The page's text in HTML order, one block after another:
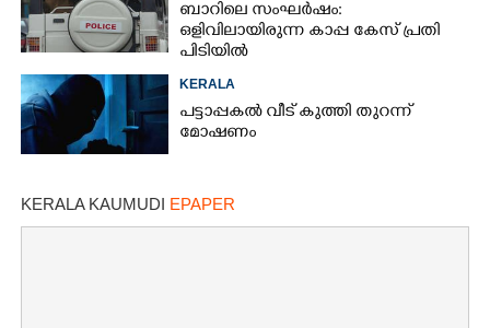
ബാറിലെ സംഘർഷം:
ഒളിവിലായിരുന്ന കാപ്പ കേസ് പ്രതി
പിടിയിൽ
KERALA
പട്ടാപ്പകൽ വീട് കുത്തി തുറന്ന്
മോഷണം
KERALA KAUMUDI EPAPER